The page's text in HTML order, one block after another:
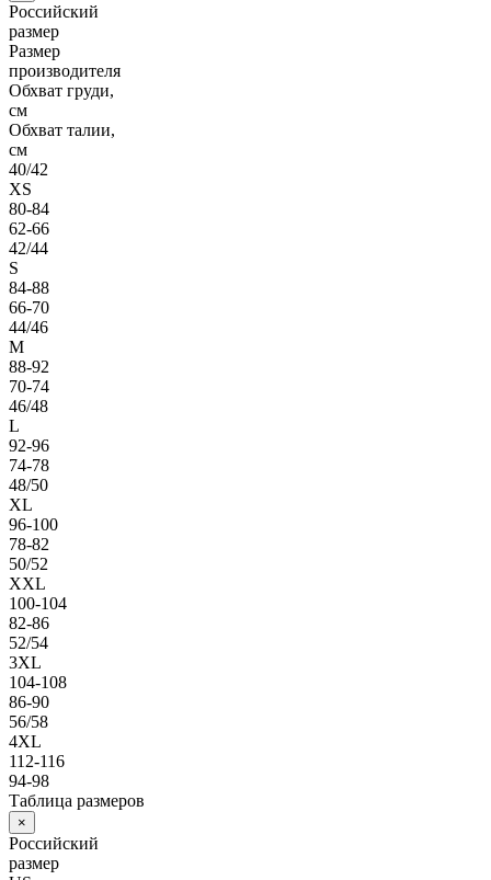
Российский
размер
Размер
производителя
Обхват груди,
см
Обхват талии,
см
40/42
XS
80-84
62-66
42/44
S
84-88
66-70
44/46
M
88-92
70-74
46/48
L
92-96
74-78
48/50
XL
96-100
78-82
50/52
XXL
100-104
82-86
52/54
3XL
104-108
86-90
56/58
4XL
112-116
94-98
Таблица размеров
×
Российский
размер